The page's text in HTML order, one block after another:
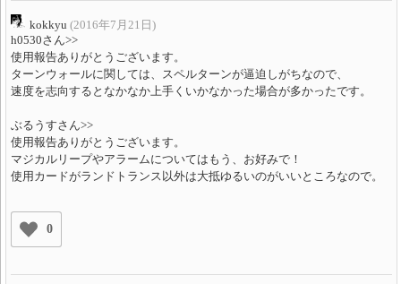
kokkyu (2016年7月21日)
h0530さん>>
使用報告ありがとうございます。
ターンウォールに関しては、スペルターンが逼迫しがちなので、
速度を志向するとなかなか上手くいかなかった場合が多かったです。
ぶるうすさん>>
使用報告ありがとうございます。
マジカルリープやアラームについてはもう、お好みで！
使用カードがランドトランス以外は大抵ゆるいのがいいところなので。
0